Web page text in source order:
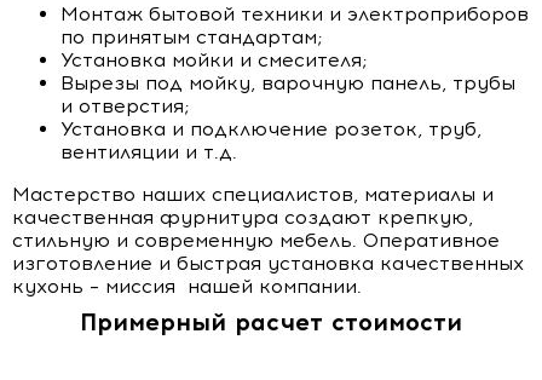
Монтаж бытовой техники и электроприборов
по принятым стандартам;
Установка мойки и смесителя;
Вырезы под мойку, варочную панель, трубы
и отверстия;
Установка и подключение розеток, труб,
вентиляции и т.д.
Мастерство наших специалистов, материалы и
качественная фурнитура создают крепкую,
стильную и современную мебель. Оперативное
изготовление и быстрая установка качественных
кухонь – миссия нашей компании.
Примерный расчет стоимости